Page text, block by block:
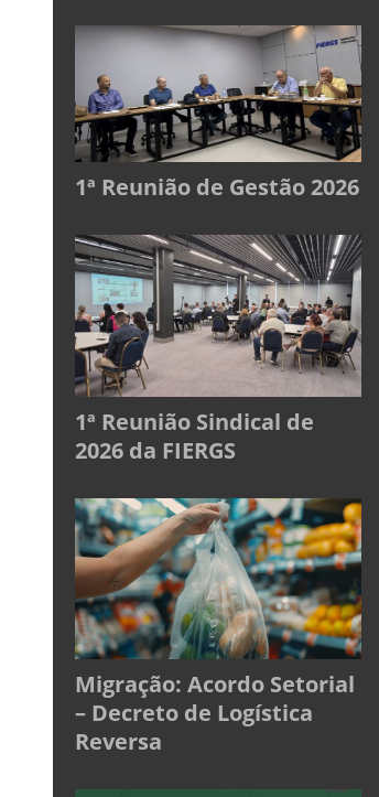
1ª Reunião de Gestão 2026
1ª Reunião Sindical de
2026 da FIERGS
Migração: Acordo Setorial
– Decreto de Logística
Reversa